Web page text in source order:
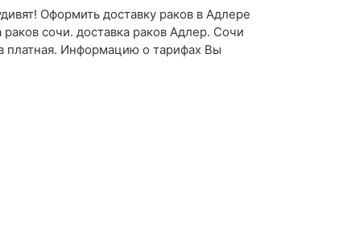
Оформить доставку раков в Адлере
сочи. доставка раков Адлер. Сочи
платная. Информацию о тарифах Вы